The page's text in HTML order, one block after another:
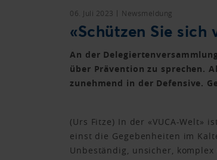
06. Juli 2023 Newsmeldung
«Schützen Sie
An der
über Prävention zu sprechen.
zunehmend in der Defensive.
(Urs Fitze) In der «VUCA-Welt»
einst die Gegebenheiten im
Unbeständig, unsicher,